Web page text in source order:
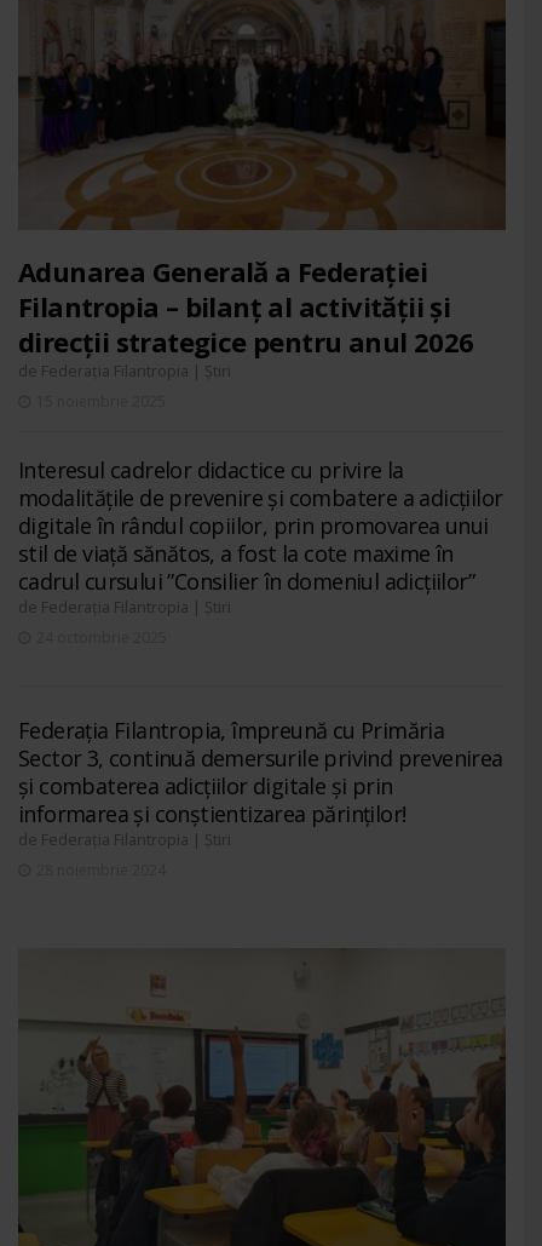
Adunarea Generală a Federației
Filantropia – bilanț al activității și
direcții strategice pentru anul 2026
de Federația Filantropia | Știri
Interesul cadrelor didactice cu privire la
modalitățile de prevenire și combatere a adicțiilor
digitale în rândul copiilor, prin promovarea unui
stil de viață sănătos, a fost la cote maxime în
cadrul cursului ”Consilier în domeniul adicțiilor”
de Federația Filantropia | Știri
Federația Filantropia, împreună cu Primăria
Sector 3, continuă demersurile privind prevenirea
și combaterea adicțiilor digitale și prin
informarea și conștientizarea părinților!
de Federația Filantropia | Știri